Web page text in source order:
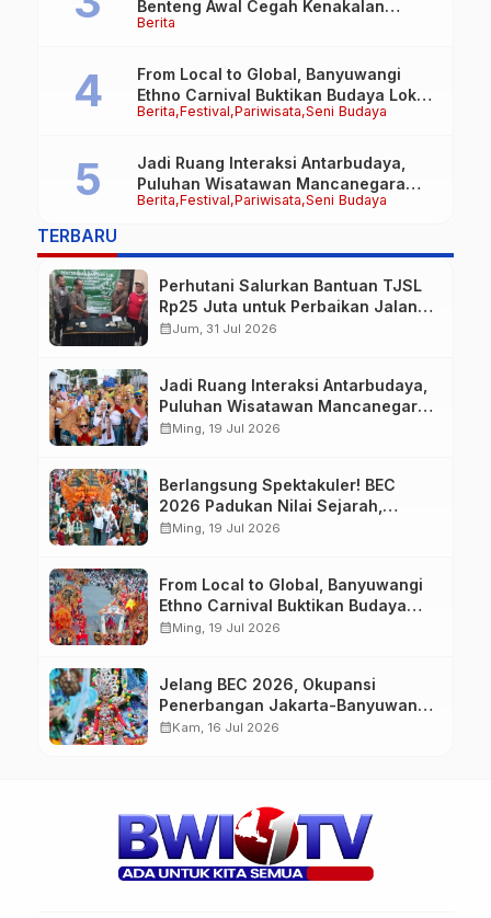
Berita
Benteng Awal Cegah Kenakalan
Remaja, Polsek Purwoharjo Tanamkan
Berita Festival Pariwisata Seni Budaya
From Local to Global, Banyuwangi
Ethno Carnival Buktikan Budaya Lokal
Mampu Mendunia
Berita Festival Pariwisata Seni Budaya
Jadi Ruang Interaksi Antarbudaya,
Puluhan Wisatawan Mancanegara
Meriahkan BEC 2026
TERBARU
Perhutani Salurkan Bantuan TJSL
Rp25 Juta untuk Perbaikan Jalan
Warga Sekitar Hutan di
calendar_monthJum, 31 Jul 2026
Jadi Ruang Interaksi Antarbudaya,
Puluhan Wisatawan Mancanegara
Meriahkan BEC 2026
calendar_monthMing, 19 Jul 2026
Berlangsung Spektakuler! BEC
2026 Padukan Nilai Sejarah,
Budaya, dan Fashion Berkelas
calendar_monthMing, 19 Jul 2026
From Local to Global, Banyuwangi
Ethno Carnival Buktikan Budaya
Lokal Mampu Mendunia
calendar_monthMing, 19 Jul 2026
Jelang BEC 2026, Okupansi
Penerbangan Jakarta-Banyuwangi
Tembus 90 Persen
calendar_monthKam, 16 Jul 2026